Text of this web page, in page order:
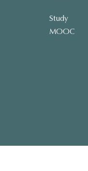
Study
MOOC